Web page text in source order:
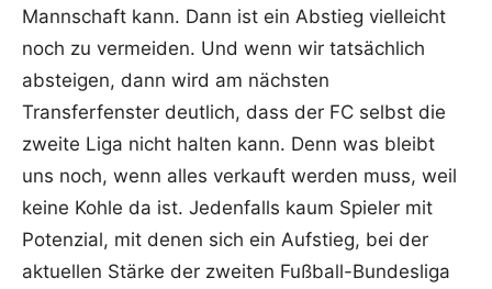
Mannschaft kann. Dann ist ein Abstieg vielleicht
noch zu vermeiden. Und wenn wir tatsächlich
absteigen, dann wird am nächsten
Transferfenster deutlich, dass der FC selbst die
zweite Liga nicht halten kann. Denn was bleibt
uns noch, wenn alles verkauft werden muss, weil
keine Kohle da ist. Jedenfalls kaum Spieler mit
Potenzial, mit denen sich ein Aufstieg, bei der
aktuellen Stärke der zweiten Fußball-Bundesliga